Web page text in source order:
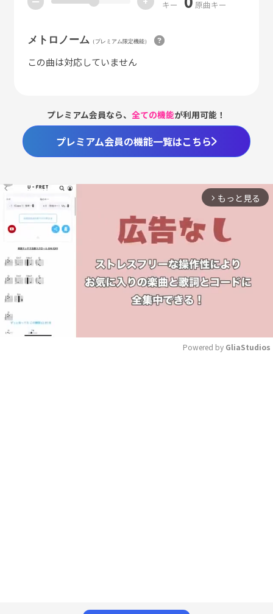
キー 原曲キー
メトロノーム （プレミアム限定機能）
この曲は対応していません
プレミアム会員なら、全ての機能が利用可能！
プレミアム会員の機能一覧はこちら
arrow_forward_ios もっと見る
Powered by GliaStudios